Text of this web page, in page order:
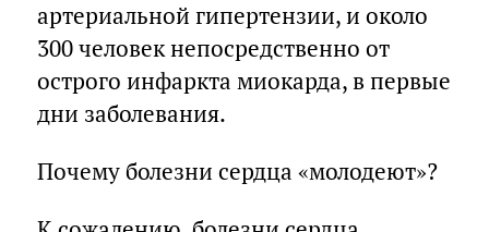
артериальной гипертензии, и около
300 человек непосредственно от
острого инфаркта миокарда, в первые
дни заболевания.
Почему болезни сердца «молодеют»?